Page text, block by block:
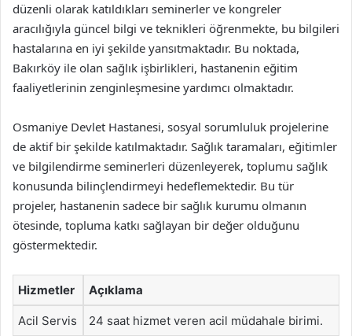
düzenli olarak katıldıkları seminerler ve kongreler
aracılığıyla güncel bilgi ve teknikleri öğrenmekte, bu bilgileri
hastalarına en iyi şekilde yansıtmaktadır. Bu noktada,
Bakırköy ile olan sağlık işbirlikleri, hastanenin eğitim
faaliyetlerinin zenginleşmesine yardımcı olmaktadır.
Osmaniye Devlet Hastanesi, sosyal sorumluluk projelerine
de aktif bir şekilde katılmaktadır. Sağlık taramaları, eğitimler
ve bilgilendirme seminerleri düzenleyerek, toplumu sağlık
konusunda bilinçlendirmeyi hedeflemektedir. Bu tür
projeler, hastanenin sadece bir sağlık kurumu olmanın
ötesinde, topluma katkı sağlayan bir değer olduğunu
göstermektedir.
Hizmetler Açıklama
Acil Servis 24 saat hizmet veren acil müdahale birimi.